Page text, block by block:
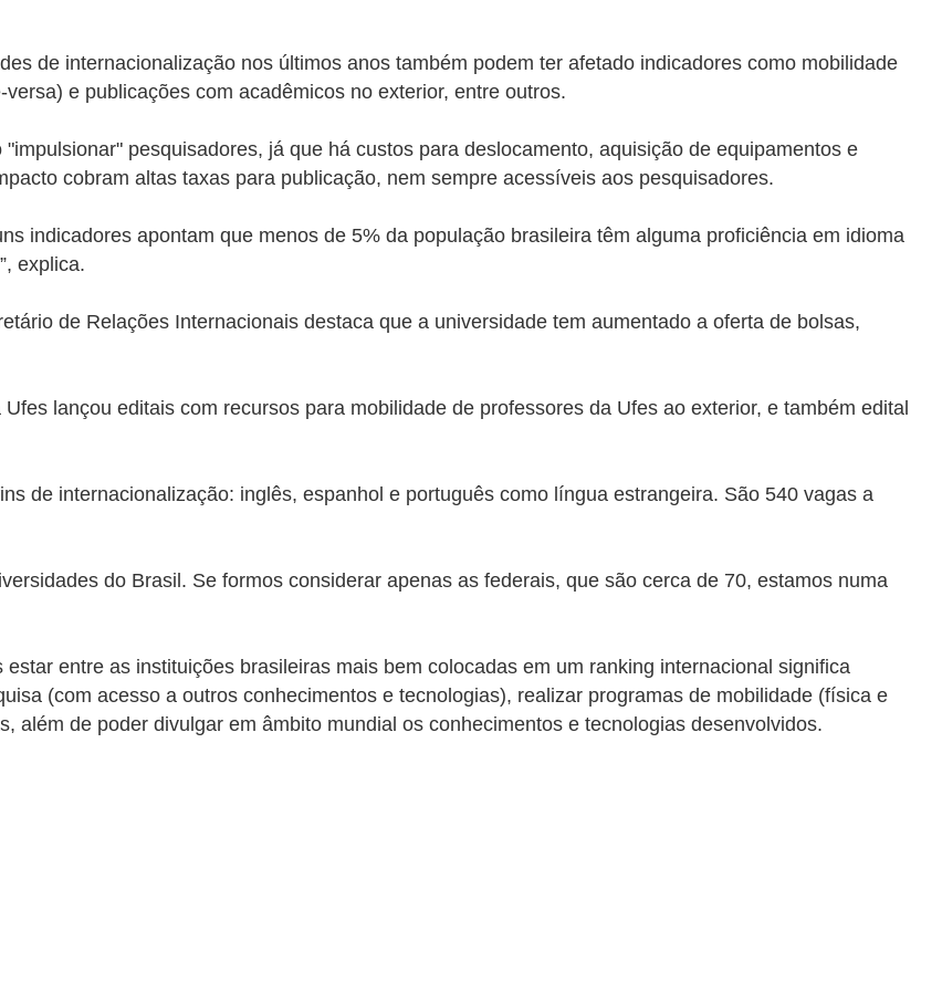
de internacionalização nos últimos anos também podem ter afetado indicadores como mobilidade
e publicações com acadêmicos no exterior, entre outros.
pesquisadores, já que há custos para deslocamento, aquisição de equipamentos e
cobram altas taxas para publicação, nem sempre acessíveis aos pesquisadores.
indicadores apontam que menos de 5% da população brasileira têm alguma proficiência em idioma
explica.
de Relações Internacionais destaca que a universidade tem aumentado a oferta de bolsas,
lançou editais com recursos para mobilidade de professores da Ufes ao exterior, e também edital
de internacionalização: inglês, espanhol e português como língua estrangeira. São 540 vagas a
do Brasil. Se formos considerar apenas as federais, que são cerca de 70, estamos numa
entre as instituições brasileiras mais bem colocadas em um ranking internacional significa
(com acesso a outros conhecimentos e tecnologias), realizar programas de mobilidade (física e
além de poder divulgar em âmbito mundial os conhecimentos e tecnologias desenvolvidos.